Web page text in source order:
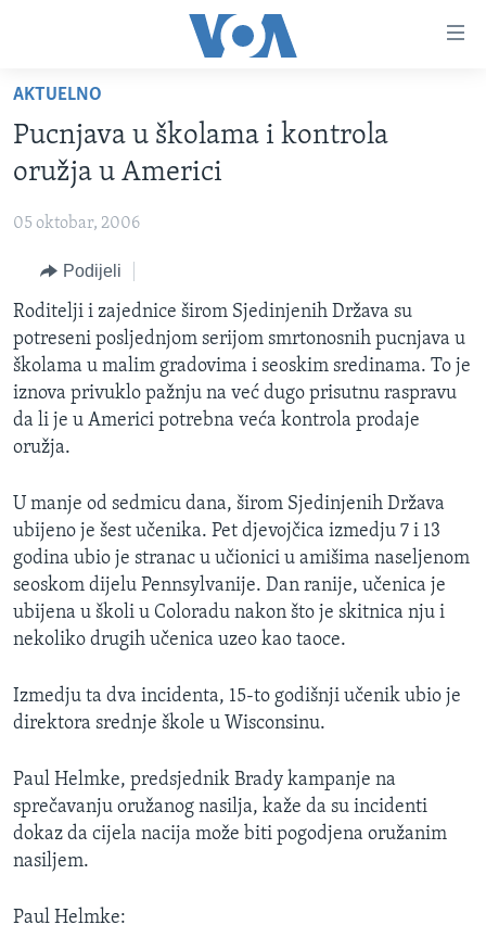
glavni
sadržaj
na
glavnu
pretragu
VIDEO
FOTOGRAFIJE DANA
VIJESTI
SJEDINJENE AMERIČKE DRŽAVE
BOSNA I HERCEGOVINA
NAUKA I TEHNOLOGIJA
SPECIJALNI PROJEKTI
KORUPCIJA
SLOBODA MEDIJA
ŽENSKA STRANA
MAGAZIN
O GLASU AMERIKE
Learning English
AKTUELNO
Pucnjava u školama i kontrola
oružja u Americi
05 oktobar, 2006
Podijeli
Roditelji i zajednice širom Sjedinjenih Država su
potreseni posljednjom serijom smrtonosnih pucnjava u
školama u malim gradovima i seoskim sredinama. To je
iznova privuklo pažnju na već dugo prisutnu raspravu
da li je u Americi potrebna veća kontrola prodaje
oružja.
U manje od sedmicu dana, širom Sjedinjenih Država
ubijeno je šest učenika. Pet djevojčica izmedju 7 i 13
godina ubio je stranac u učionici u amišima naseljenom
seoskom dijelu Pennsylvanije. Dan ranije, učenica je
ubijena u školi u Coloradu nakon što je skitnica nju i
nekoliko drugih učenica uzeo kao taoce.
Izmedju ta dva incidenta, 15-to godišnji učenik ubio je
direktora srednje škole u Wisconsinu.
Paul Helmke, predsjednik Brady kampanje na
sprečavanju oružanog nasilja, kaže da su incidenti
dokaz da cijela nacija može biti pogodjena oružanim
nasiljem.
Paul Helmke: